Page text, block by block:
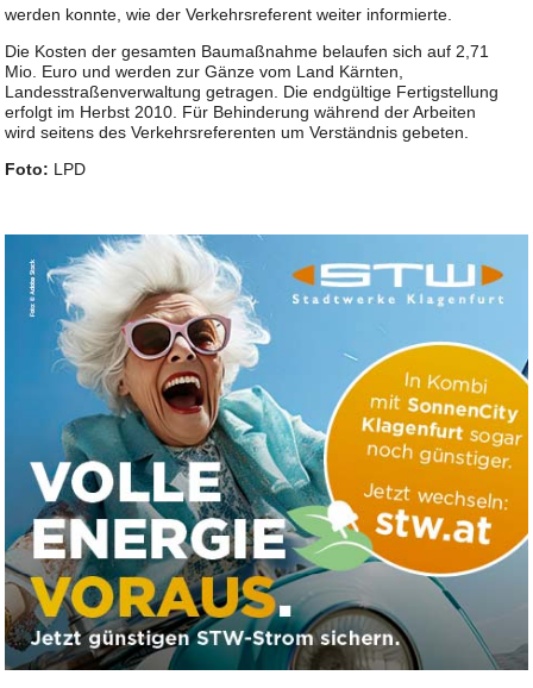
werden konnte, wie der Verkehrsreferent weiter informierte.
Die Kosten der gesamten Baumaßnahme belaufen sich auf 2,71
Mio. Euro und werden zur Gänze vom Land Kärnten,
Landesstraßenverwaltung getragen. Die endgültige Fertigstellung
erfolgt im Herbst 2010. Für Behinderung während der Arbeiten
wird seitens des Verkehrsreferenten um Verständnis gebeten.
Foto: LPD